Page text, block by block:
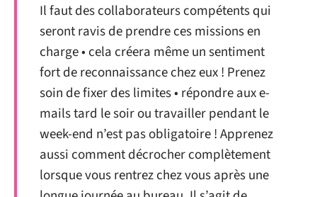
Il faut des collaborateurs compétents qui
seront ravis de prendre ces missions en
charge • cela créera même un sentiment
fort de reconnaissance chez eux ! Prenez
soin de fixer des limites • répondre aux e-
mails tard le soir ou travailler pendant le
week-end n’est pas obligatoire ! Apprenez
aussi comment décrocher complètement
lorsque vous rentrez chez vous après une